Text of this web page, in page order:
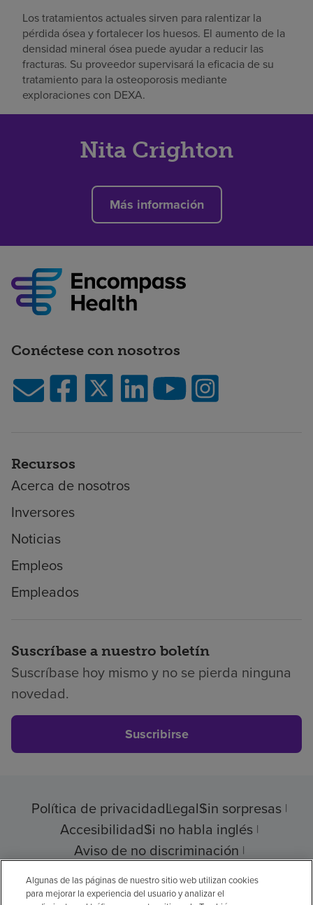
Los tratamientos actuales sirven para ralentizar la
pérdida ósea y fortalecer los huesos. El aumento de la
densidad mineral ósea puede ayudar a reducir las
fracturas. Su proveedor supervisará la eficacia de su
tratamiento para la osteoporosis mediante
exploraciones con DEXA.
Nita Crighton
Más información
Conéctese con nosotros
Recursos
Acerca de nosotros
Inversores
Noticias
Empleos
Empleados
Suscríbase a nuestro boletín
Suscríbase hoy mismo y no se pierda ninguna
novedad.
Suscribirse
Política de privacidadLegalSin sorpresas
AccesibilidadSi no habla inglés
Aviso de no discriminación
Cumplimiento de los proveedores
Algunas de las páginas de nuestro sitio web utilizan cookies
para mejorar la experiencia del usuario y analizar el